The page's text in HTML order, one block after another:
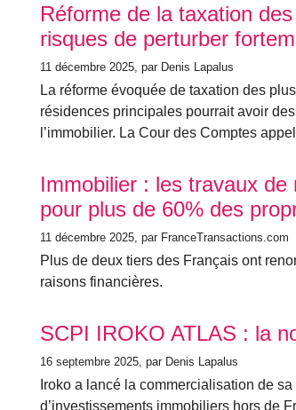
Réforme de la taxation
risques de perturber
11 décembre 2025 , par Denis Lapalus
La réforme évoquée de taxation des
résidences principales pourrait avoir
l’immobilier. La Cour des Comptes
Immobilier : les travaux
pour plus de 60% des
11 décembre 2025 , par FranceTransactions.com
Plus de deux tiers des Français ont
raisons financières.
SCPI IROKO ATLAS : la
16 septembre 2025 , par Denis Lapalus
Iroko a lancé la commercialisation de
d’investissements immobiliers hors de